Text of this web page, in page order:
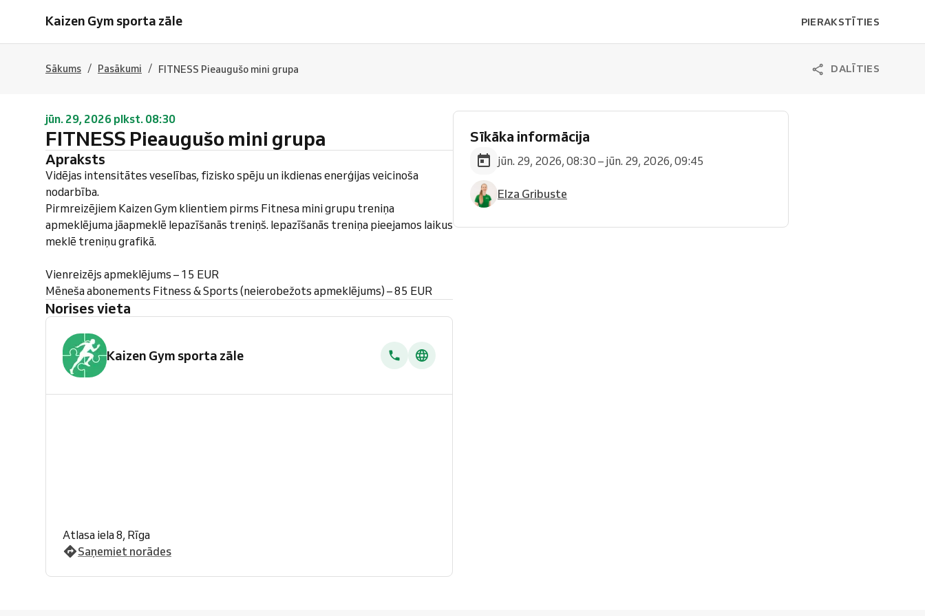
Kaizen Gym sporta zāle PIERAKSTĪTIES
Sākums / Pasākumi / FITNESS Pieaugušo mini grupa DALĪTIES
jūn. 29, 2026 plkst. 08:30
FITNESS Pieaugušo mini grupa
Apraksts
Vidējas intensitātes veselības, fizisko spēju un ikdienas enerģijas veicinoša
nodarbība.
Pirmreizējiem Kaizen Gym klientiem pirms Fitnesa mini grupu treniņa
apmeklējuma jāapmeklē Iepazīšanās treniņš. Iepazīšanās treniņa pieejamos laikus
meklē treniņu grafikā.
Vienreizējs apmeklējums – 15 EUR
Mēneša abonements Fitness & Sports (neierobežots apmeklējums) – 85 EUR
Norises vieta
Kaizen Gym sporta zāle
Atlasa iela 8, Rīga
Saņemiet norādes
Sīkāka informācija
jūn. 29, 2026, 08:30 – jūn. 29, 2026, 09:45
Elza Gribuste